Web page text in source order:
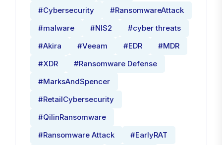
#Cybersecurity
#RansomwareAttack
#malware
#NIS2
#cyber threats
#Akira
#Veeam #EDR
#MDR
#XDR
#Ransomware Defense
#MarksAndSpencer
#RetailCybersecurity
#QilinRansomware
#Ransomware Attack
#EarlyRAT